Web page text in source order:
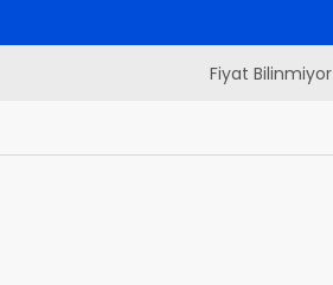
Fiyat Bilinmiyor